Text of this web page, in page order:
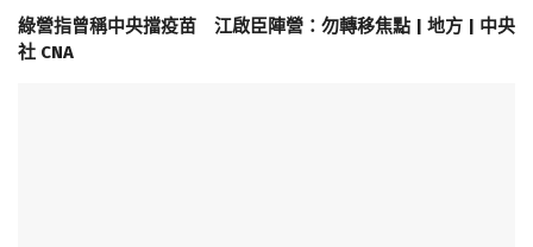
綠營指曾稱中央擋疫苗 江啟臣陣營：勿轉移焦點 | 地方 | 中央
社 CNA